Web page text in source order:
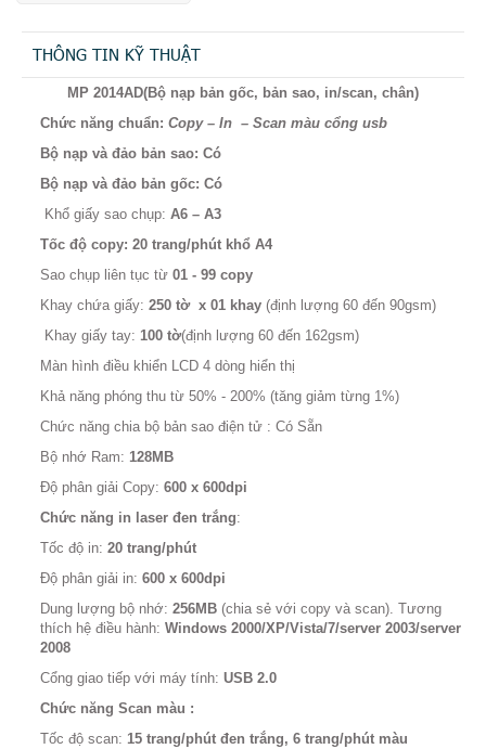
THÔNG TIN KỸ THUẬT
MP 2014AD(Bộ nạp bản gốc, bản sao, in/scan, chân)
Chức năng chuẩn:Copy – In – Scan màu cổng usb
Bộ nạp và đảo bản sao:Có
Bộ nạp và đảo bản gốc:Có
Khổ giấy sao chụp:A6 – A3
Tốc độ copy:20 trang/phút khổ A4
Sao chụp liên tục từ01 - 99 copy
Khay chứa giấy:250 tờ x 01 khay (định lượng 60 đến 90gsm)
Khay giấy tay:100 tờ(định lượng 60 đến 162gsm)
Màn hình điều khiển LCD 4 dòng hiển thị
Khả năng phóng thu từ 50% - 200% (tăng giảm từng 1%)
Chức năng chia bộ bản sao điện tử : Có Sẵn
Bộ nhớ Ram:128MB
Độ phân giải Copy:600 x 600dpi
Chức năng in laser đen trắng:
Tốc độ in:20 trang/phút
Độ phân giải in:600 x 600dpi
Dung lượng bộ nhớ:256MB (chia sẻ với copy và scan). Tương
thích hệ điều hành:Windows 2000/XP/Vista/7/server 2003/server
2008
Cổng giao tiếp với máy tính:USB 2.0
Chức năng Scan màu :
Tốc độ scan:15 trang/phút đen trắng, 6 trang/phút màu